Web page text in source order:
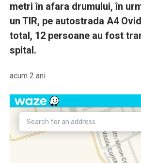
metri în afara drumului, în
un TIR, pe autostrada A4
total, 12 persoane au fost
spital.
acum 2 ani